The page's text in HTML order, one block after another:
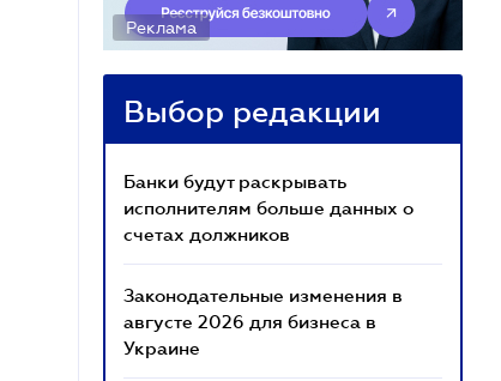
Реклама
Выбор редакции
Банки будут раскрывать
исполнителям больше данных о
счетах должников
Законодательные изменения в
августе 2026 для бизнеса в
Украине